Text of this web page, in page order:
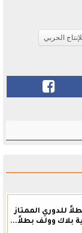
الحربي
للدوري الممتاز
بلاك وولف بطلاً...